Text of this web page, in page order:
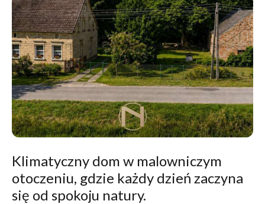
Klimatyczny dom w malowniczym
otoczeniu, gdzie każdy dzień zaczyna
się od spokoju natury.